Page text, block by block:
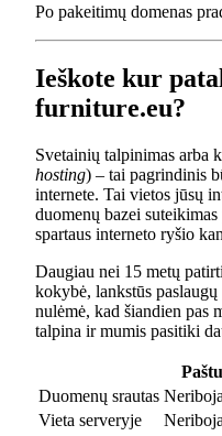
Po pakeitimų domenas
Ieškote kur
furniture.eu?
Svetainių talpinimas arba
hosting) – tai pagrindinis
internete. Tai vietos jūsų
duomenų bazei
spartaus interneto ryšio
Daugiau nei 15 metų
kokybė, lankstūs
nulėmė, kad šiandien pas
talpina ir mumis pasitiki
Duomenų srautas
Vieta serveryje